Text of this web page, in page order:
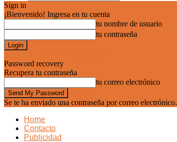
Sign in
¡Bienvenido! Ingresa en tu cuenta
tu nombre de usuario
tu contraseña
Password recovery
Recupera tu contraseña
tu correo electrónico
Se te ha enviado una contraseña por correo electrónico.
Home
Contacto
Publicidad